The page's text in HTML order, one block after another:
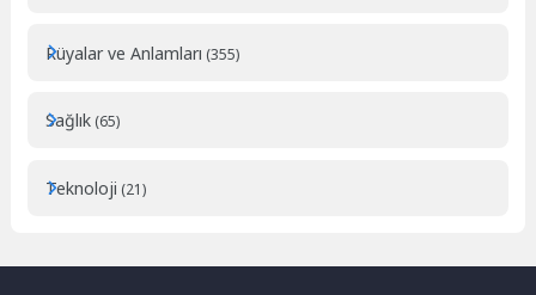
Rüyalar ve Anlamları (355)
Sağlık (65)
Teknoloji (21)